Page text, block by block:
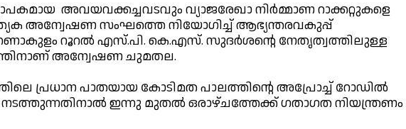
അവയവക്കച്ചവടവും വ്യാജരേഖാ നിര്‍മ്മാണ റാക്കറ്റുകളെ
അന്വേഷണ സംഘത്തെ നിയോഗിച്ച് ആഭ്യന്തരവകുപ്പ്
റൂറല്‍ എസ്.പി. കെ.എസ്. സുദര്‍ശന്റെ നേതൃത്വത്തിലുള്ള
അന്വേഷണ ചുമതല.
പ്രധാന പാതയായ കോടിമത പാലത്തിന്റെ അപ്രോച്ച് റോഡില്‍
നടത്തുന്നതിനാല്‍ ഇന്നു മുതല്‍ ഒരാഴ്ചത്തേക്ക് ഗതാഗത നിയന്ത്രണം